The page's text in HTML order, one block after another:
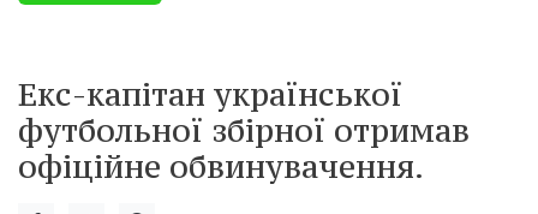
Екс-капітан української
футбольної збірної отримав
офіційне обвинувачення.